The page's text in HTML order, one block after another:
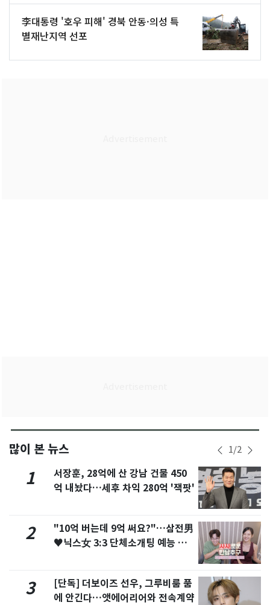
李대통령 '호우 피해' 경북 안동·의성 특
별재난지역 선포
많이 본 뉴스 1/2
1
서장훈, 28억에 산 강남 건물 450
억 내놨다…세후 차익 280억 '잭팟'
2
"10억 버는데 9억 써요?"…삼전男
♥닉스女 3:3 단체소개팅 예능 화
3
[단독] 더보이즈 선우, 그루비룸 품
에 안긴다…앳에어리어와 전속계약